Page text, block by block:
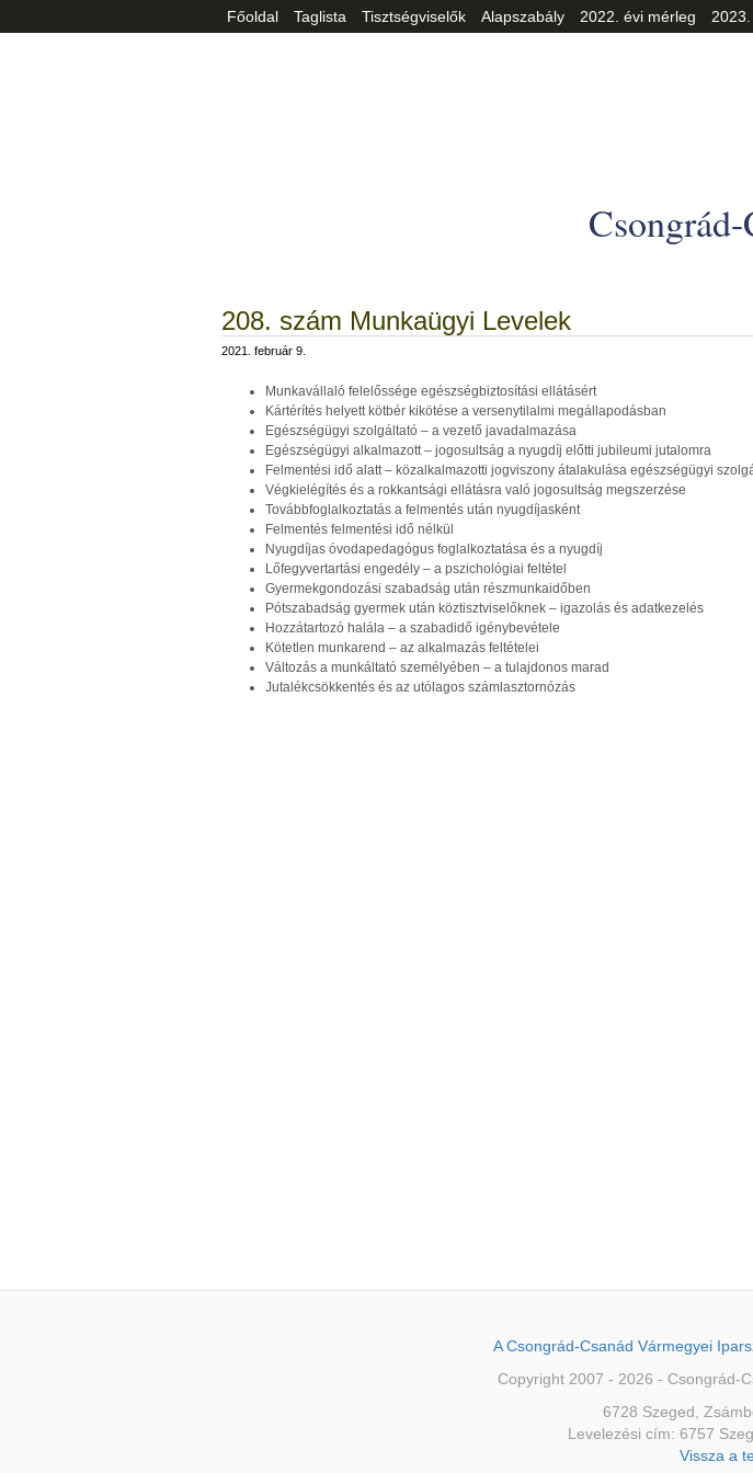
Főoldal Taglista Tisztségviselők Alapszabály 2022. évi mérleg
208. szám Munkaügyi Levelek
2021. február 9.
Munkavállaló felelőssége egészségbiztosítási ellátásért
Kártérítés helyett kötbér kikötése a versenytilalmi megállapodásban
Egészségügyi szolgáltató – a vezető javadalmazása
Egészségügyi alkalmazott – jogosultság a nyugdíj előtti jubileumi jutalomra
Felmentési idő alatt – közalkalmazotti jogviszony átalakulása egészségügyi
Végkielégítés és a rokkantsági ellátásra való jogosultság megszerzése
Továbbfoglalkoztatás a felmentés után nyugdíjasként
Felmentés felmentési idő nélkül
Nyugdíjas óvodapedagógus foglalkoztatása és a nyugdíj
Lőfegyvertartási engedély – a pszichológiai feltétel
Gyermekgondozási szabadság után részmunkaidőben
Pótszabadság gyermek után köztisztviselőknek – igazolás és adatkezelés
Hozzátartozó halála – a szabadidő igénybevétele
Kötetlen munkarend – az alkalmazás feltételei
Változás a munkáltató személyében – a tulajdonos marad
Jutalékcsökkentés és az utólagos számlasztornózás
A Csongrád-Csanád Vármegyei
Copyright 2007 - 2026 - Csongrád-
6728 Szeged,
Levelezési cím: 6757
Vissza a